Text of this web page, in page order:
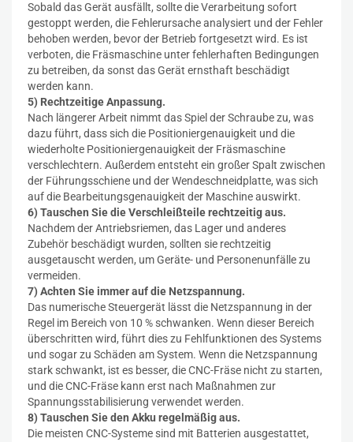
Sobald das Gerät ausfällt, sollte die Verarbeitung sofort
gestoppt werden, die Fehlerursache analysiert und der Fehler
behoben werden, bevor der Betrieb fortgesetzt wird. Es ist
verboten, die Fräsmaschine unter fehlerhaften Bedingungen
zu betreiben, da sonst das Gerät ernsthaft beschädigt
werden kann.
5) Rechtzeitige Anpassung.
Nach längerer Arbeit nimmt das Spiel der Schraube zu, was
dazu führt, dass sich die Positioniergenauigkeit und die
wiederholte Positioniergenauigkeit der Fräsmaschine
verschlechtern. Außerdem entsteht ein großer Spalt zwischen
der Führungsschiene und der Wendeschneidplatte, was sich
auf die Bearbeitungsgenauigkeit der Maschine auswirkt.
6) Tauschen Sie die Verschleißteile rechtzeitig aus.
Nachdem der Antriebsriemen, das Lager und anderes
Zubehör beschädigt wurden, sollten sie rechtzeitig
ausgetauscht werden, um Geräte- und Personenunfälle zu
vermeiden.
7) Achten Sie immer auf die Netzspannung.
Das numerische Steuergerät lässt die Netzspannung in der
Regel im Bereich von 10 % schwanken. Wenn dieser Bereich
überschritten wird, führt dies zu Fehlfunktionen des Systems
und sogar zu Schäden am System. Wenn die Netzspannung
stark schwankt, ist es besser, die CNC-Fräse nicht zu starten,
und die CNC-Fräse kann erst nach Maßnahmen zur
Spannungsstabilisierung verwendet werden.
8) Tauschen Sie den Akku regelmäßig aus.
Die meisten CNC-Systeme sind mit Batterien ausgestattet,